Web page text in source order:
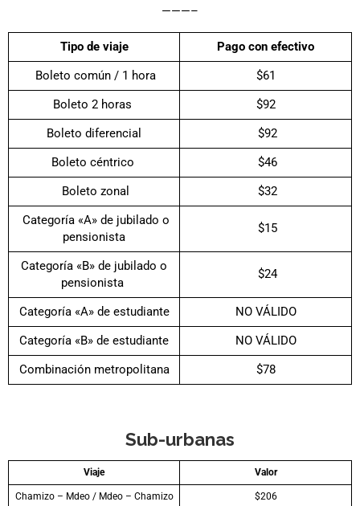
———–
Tipo de viaje
Pago con efectivo
Boleto común / 1 hora
$61
Boleto 2 horas
$92
Boleto diferencial
$92
Boleto céntrico
$46
Boleto zonal
$32
Categoría «A» de jubilado o
pensionista
$15
Categoría «B» de jubilado o
pensionista
$24
Categoría «A» de estudiante
NO VÁLIDO
Categoría «B» de estudiante
NO VÁLIDO
Combinación metropolitana
$78
Sub-urbanas
Viaje Valor
Chamizo – Mdeo / Mdeo – Chamizo $206